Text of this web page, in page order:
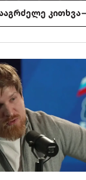
კითხვა